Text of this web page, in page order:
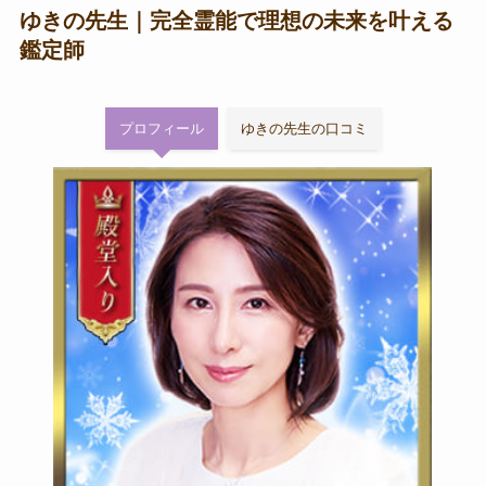
ゆきの先生｜完全霊能で理想の未来を叶える
鑑定師
プロフィール ゆきの先生の口コミ